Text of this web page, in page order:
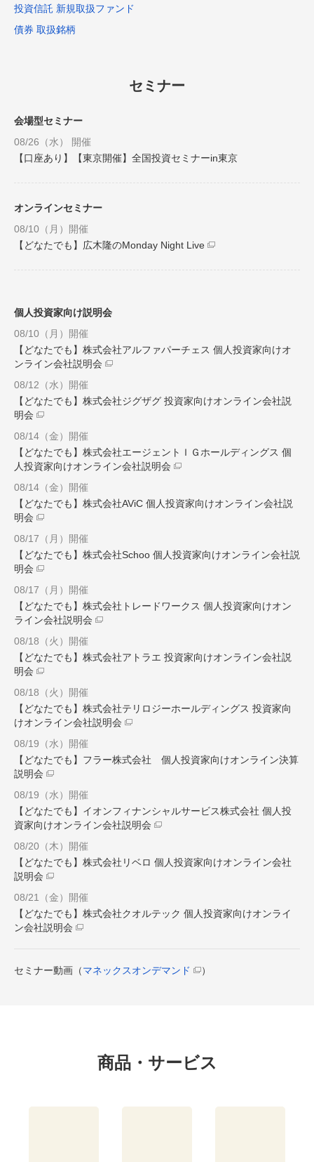
投資信託 新規取扱ファンド
債券 取扱銘柄
セミナー
会場型セミナー
08/26（水） 開催
【口座あり】【東京開催】全国投資セミナーin東京
オンラインセミナー
08/10（月）開催
【どなたでも】広木隆のMonday Night Live
個人投資家向け説明会
08/10（月）開催
【どなたでも】株式会社アルファパーチェス 個人投資家向けオ
ンライン会社説明会
08/12（水）開催
【どなたでも】株式会社ジグザグ 投資家向けオンライン会社説
明会
08/14（金）開催
【どなたでも】株式会社エージェントＩＧホールディングス 個
人投資家向けオンライン会社説明会
08/14（金）開催
【どなたでも】株式会社AViC 個人投資家向けオンライン会社説
明会
08/17（月）開催
【どなたでも】株式会社Schoo 個人投資家向けオンライン会社説
明会
08/17（月）開催
【どなたでも】株式会社トレードワークス 個人投資家向けオン
ライン会社説明会
08/18（火）開催
【どなたでも】株式会社アトラエ 投資家向けオンライン会社説
明会
08/18（火）開催
【どなたでも】株式会社テリロジーホールディングス 投資家向
けオンライン会社説明会
08/19（水）開催
【どなたでも】フラー株式会社 個人投資家向けオンライン決算
説明会
08/19（水）開催
【どなたでも】イオンフィナンシャルサービス株式会社 個人投
資家向けオンライン会社説明会
08/20（木）開催
【どなたでも】株式会社リベロ 個人投資家向けオンライン会社
説明会
08/21（金）開催
【どなたでも】株式会社クオルテック 個人投資家向けオンライ
ン会社説明会
セミナー動画（マネックスオンデマンド ）
商品・サービス